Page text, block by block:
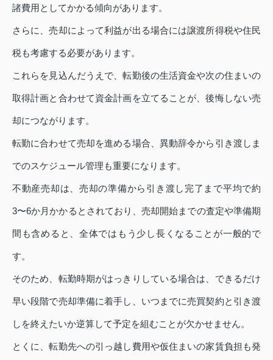
諸費用としてかかる傾向があります。
さらに、売却によって利益が出る場合には譲渡所得税や住民
税も考慮する必要があります。
これらを見込んだうえで、転勤後の生活資金や次の住まいの
取得計画と合わせて資金計画を立てることが、後悔しない売
却につながります。
転勤に合わせて売却を進める場合、異動辞令から引き渡しま
でのスケジュール管理も重要になります。
不動産売却は、売却の準備から引き渡し完了まで平均で約
3〜6か月かかるとされており、売却開始までの査定や準備期
間も含めると、全体ではもう少し長くなることが一般的で
す。
そのため、転勤時期がはっきりしている場合は、できるだけ
早い段階で売却準備に着手し、いつまでに売買契約と引き渡
しを終えたいか逆算して予定を組むことが欠かせません。
とくに、転勤先への引っ越し費用や仮住まいの家賃負担も発